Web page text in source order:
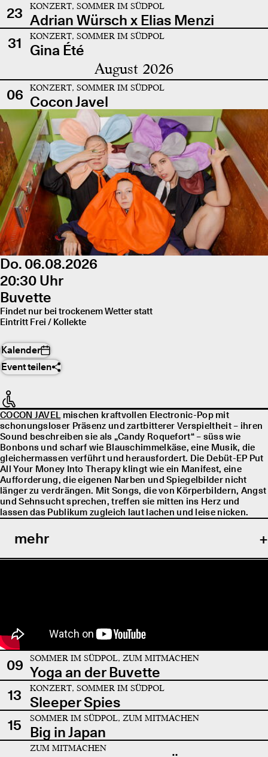
23
KONZERT, SOMMER IM SÜDPOL
Adrian Würsch x Elias Menzi
31
KONZERT, SOMMER IM SÜDPOL
Gina Été
August 2026
06 KONZERT, SOMMER IM SÜDPOL
Cocon Javel
Do. 06.08.2026
20:30 Uhr
Buvette
Findet nur bei trockenem Wetter statt
Eintritt Frei / Kollekte
Kalender
Event teilen
COCON JAVELmischen kraftvollen Electronic-Pop mit
schonungsloser Präsenz und zartbitterer Verspieltheit – ihren
Sound beschreiben sie als „Candy Roquefort“ – süss wie
Bonbons und scharf wie Blauschimmelkäse, eine Musik, die
gleichermassen verführt und herausfordert. Die Debüt-EP Put
All Your Money Into Therapy klingt wie ein Manifest, eine
Aufforderung, die eigenen Narben und Spiegelbilder nicht
länger zu verdrängen. Mit Songs, die von Körperbildern, Angst
und Sehnsucht sprechen, treffen sie mitten ins Herz und
lassen das Publikum zugleich laut lachen und leise nicken.
mehr
09 SOMMER IM SÜDPOL, ZUM MITMACHEN
Yoga an der Buvette
13
KONZERT, SOMMER IM SÜDPOL
Sleeper Spies
15
SOMMER IM SÜDPOL, ZUM MITMACHEN
Big in Japan
ZUM MITMACHEN